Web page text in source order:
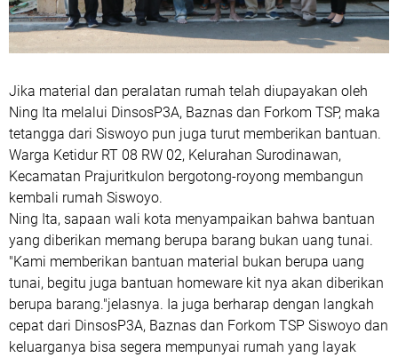
Jika material dan peralatan rumah telah diupayakan oleh
Ning Ita melalui DinsosP3A, Baznas dan Forkom TSP, maka
tetangga dari Siswoyo pun juga turut memberikan bantuan.
Warga Ketidur RT 08 RW 02, Kelurahan Surodinawan,
Kecamatan Prajuritkulon bergotong-royong membangun
kembali rumah Siswoyo.
Ning Ita, sapaan wali kota menyampaikan bahwa bantuan
yang diberikan memang berupa barang bukan uang tunai.
"Kami memberikan bantuan material bukan berupa uang
tunai, begitu juga bantuan homeware kit nya akan diberikan
berupa barang."jelasnya. Ia juga berharap dengan langkah
cepat dari DinsosP3A, Baznas dan Forkom TSP Siswoyo dan
keluarganya bisa segera mempunyai rumah yang layak